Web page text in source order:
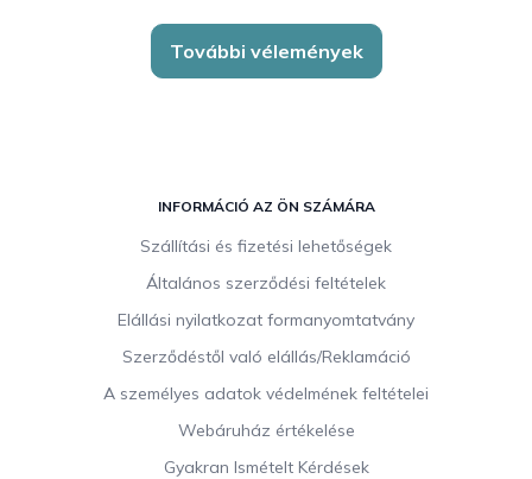
További vélemények
INFORMÁCIÓ AZ ÖN SZÁMÁRA
Szállítási és fizetési lehetőségek
Általános szerződési feltételek
Elállási nyilatkozat formanyomtatvány
Szerződéstől való elállás/Reklamáció
A személyes adatok védelmének feltételei
Webáruház értékelése
Gyakran Ismételt Kérdések